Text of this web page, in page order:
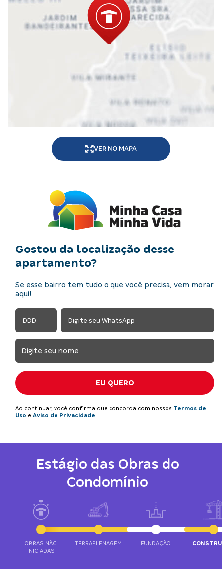
VER NO MAPA
Gostou da localização desse
apartamento?
Se esse bairro tem tudo o que você precisa, vem morar
aqui!
EU QUERO
Ao continuar, você confirma que concorda com nossos Termos de
Uso e Aviso de Privacidade
Estágio das Obras do
Condomínio
OBRAS NÃO
INICIADAS
TERRAPLENAGEM FUNDAÇÃO